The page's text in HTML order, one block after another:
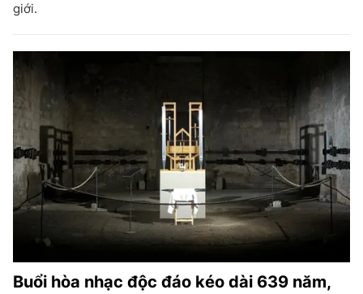
giới.
Buổi hòa nhạc độc đáo kéo dài 639 năm,